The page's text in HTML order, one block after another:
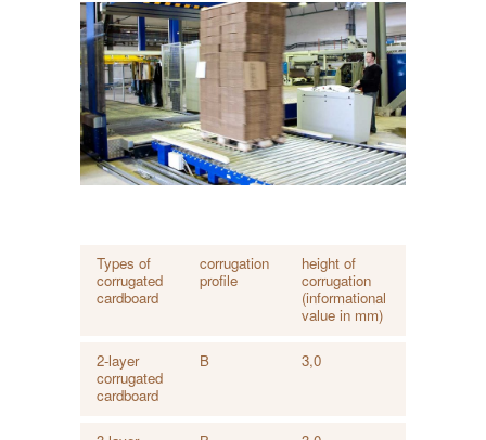
Types of
corrugated
cardboard
corrugation
profile
height of
corrugation
(informational
value in mm)
2-layer
corrugated
cardboard
B 3,0